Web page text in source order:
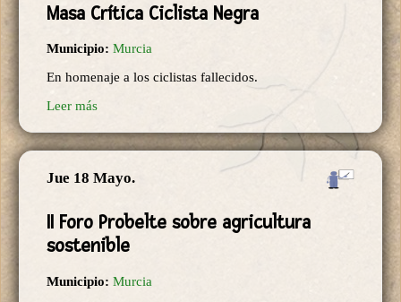
Masa Crítica Ciclista Negra
Municipio: Murcia
En homenaje a los ciclistas fallecidos.
Leer más
Jue 18 Mayo.
II Foro Probelte sobre agricultura
sostenible
Municipio: Murcia